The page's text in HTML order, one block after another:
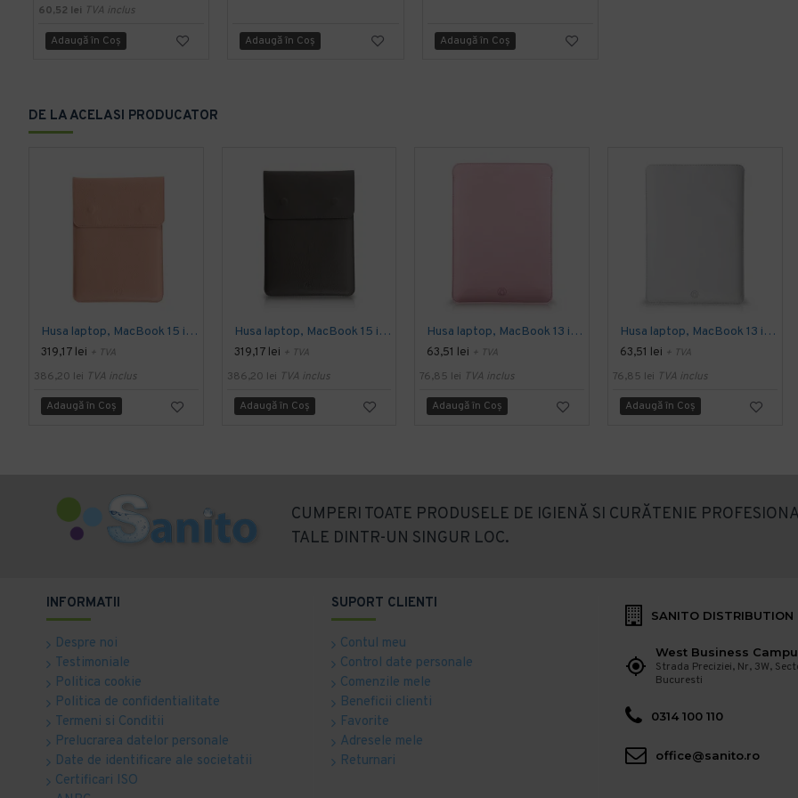
60,52 lei TVA inclus
Adaugă în Coş Adaugă în Coş Adaugă în Coş
DE LA ACELASI PRODUCATOR
Husa laptop, MacBook 15 inch, piele naturala cu mouse pad, inchidere magnetica, margini vopsite manual, e-store, nude
319,17 lei + TVA
386,20 lei TVA inclus
Adaugă în Coş
Husa laptop, MacBook 15 inch, piele naturala cu mouse pad, inchidere magnetica, margini vopsite manual, e-store, gri
319,17 lei + TVA
386,20 lei TVA inclus
Adaugă în Coş
Husa laptop, MacBook 13 inch, UNIKA, piele PU cu lana din fibre naturale, roz
63,51 lei + TVA
76,85 lei TVA inclus
Adaugă în Coş
Husa laptop, MacBook 13 inch, UNIKA, piele PU cu lana din fibre naturale, gri
63,51 lei + TVA
76,85 lei TVA inclus
Adaugă în Coş
CUMPERI TOATE PRODUSELE DE IGIENĂ SI CURĂTENIE
TALE DINTR-UN SINGUR LOC.
INFORMATII
Despre noi
Testimoniale
Politica cookie
Politica de confidentialitate
Termeni si Conditii
Prelucrarea datelor personale
Date de identificare ale societatii
Certificari ISO
SUPORT CLIENTI
Contul meu
Control date personale
Comenzile mele
Beneficii clienti
Favorite
Adresele mele
Returnari
SANITO DISTRIBUTION
West Business
Strada Preciziei, Nr, 3W,
Bucuresti
0314 100 110
office@sanito.ro